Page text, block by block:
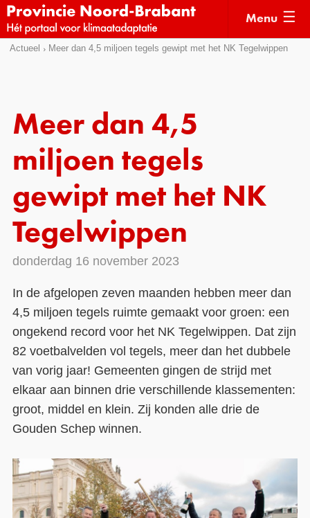
Sla
naar
menu
naar
de
pagina
inhoud
Menu
Actueel Meer dan 4,5 miljoen tegels gewipt met het NK Tegelwippen
Meer dan 4,5
miljoen tegels
gewipt met het NK
Tegelwippen
donderdag 16 november 2023
In de afgelopen zeven maanden hebben meer dan
4,5 miljoen tegels ruimte gemaakt voor groen: een
ongekend record voor het NK Tegelwippen. Dat zijn
82 voetbalvelden vol tegels, meer dan het dubbele
van vorig jaar! Gemeenten gingen de strijd met
elkaar aan binnen drie verschillende klassementen:
groot, middel en klein. Zij konden alle drie de
Gouden Schep winnen.
Actueel
Klimaatverhalen
Kennisdossiers
Hulpmiddelen
Voorbeelden
Subsidies
Monitoring
Contact
Over ons
LIFE-IP Klimaatadaptatie